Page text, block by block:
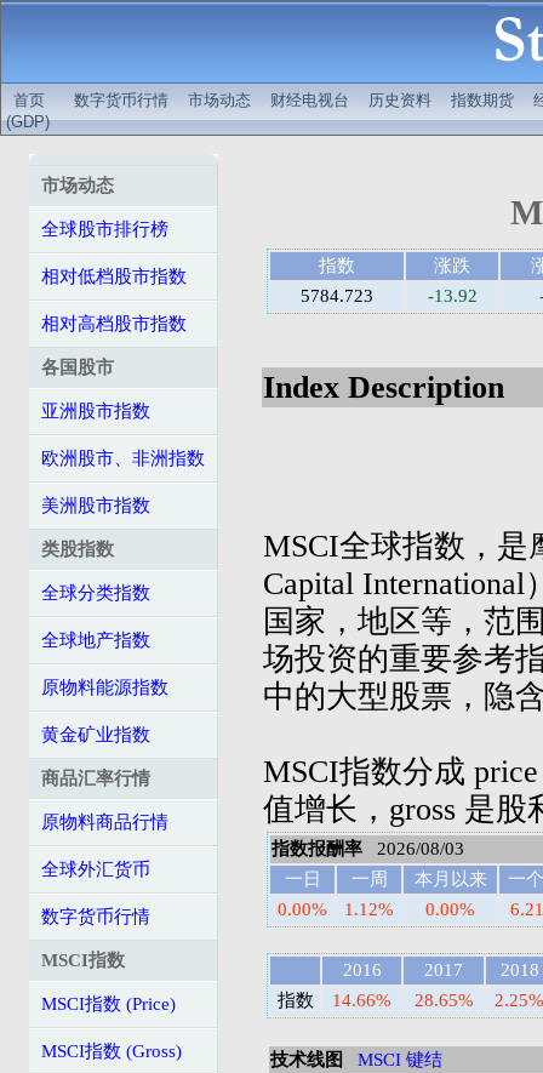
首页 数字货币行情 市场动态 财经电视台 历史资料 指数期货
(GDP)
市场动态
全球股市排行榜
相对低档股市指数
相对高档股市指数
各国股市
亚洲股市指数
欧洲股市、非洲指数
美洲股市指数
类股指数
全球分类指数
全球地产指数
原物料能源指数
黄金矿业指数
商品汇率行情
原物料商品行情
全球外汇货币
数字货币行情
MSCI指数
MSCI指数 (Price)
MSCI指数 (Gross)
指数 涨跌
5784.723
-13.92
Index Description
MSCI全球指数，是
Capital
国家，地区等，范
场投资的重要参考
中的大型股票，隐
MSCI指数分成
值增长，gross 是
指数报酬率 2026/08/03
一日
一周 本月以来
一
0.00%
1.12% 0.00%
2016 2017
2018
指数
14.66% 28.65% 2.25%
技术线图 MSCI 键结